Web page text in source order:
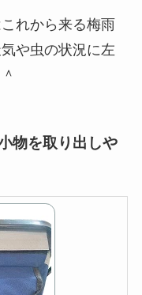
れから来る梅雨
や虫の状況に左
物を取り出しや